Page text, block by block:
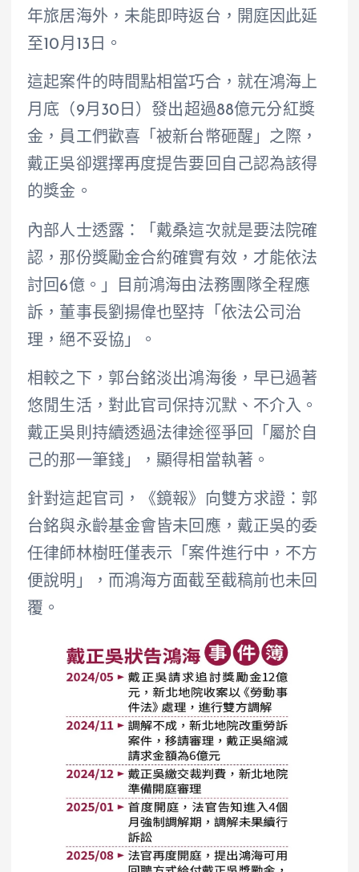
年旅居海外，未能即時返台，開庭因此延
至10月13日。
這起案件的時間點相當巧合，就在鴻海上
月底（9月30日）發出超過88億元分紅獎
金，員工們歡喜「被新台幣砸醒」之際，
戴正吳卻選擇再度提告要回自己認為該得
的獎金。
內部人士透露：「戴桑這次就是要法院確
認，那份獎勵金合約確實有效，才能依法
討回6億。」目前鴻海由法務團隊全程應
訴，董事長劉揚偉也堅持「依法公司治
理，絕不妥協」。
相較之下，郭台銘淡出鴻海後，早已過著
悠閒生活，對此官司保持沉默、不介入。
戴正吳則持續透過法律途徑爭回「屬於自
己的那一筆錢」，顯得相當執著。
針對這起官司，《鏡報》向雙方求證：郭
台銘與永齡基金會皆未回應，戴正吳的委
任律師林樹旺僅表示「案件進行中，不方
便說明」，而鴻海方面截至截稿前也未回
覆。